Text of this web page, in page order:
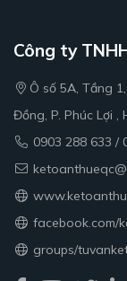
Công ty
Ô số 5A, Tầng
Đồng, P. Phúc Lợi ,
0903 288 633 /
facebook.com/
groups/